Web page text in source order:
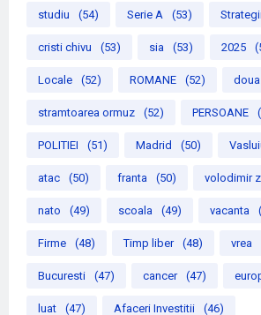
studiu (54) Serie A (53)
cristi chivu (53) sia (53) 2025
Locale (52) ROMANE (52) doua
stramtoarea ormuz (52) PERSOANE
POLITIEI (51) Madrid (50)
atac (50) franta (50) volodimir
nato (49) scoala (49) vacanta
Firme (48) Timp liber (48) vrea
Bucuresti (47) cancer (47)
luat (47) Afaceri Investitii (46)